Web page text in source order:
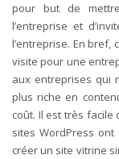
pour but de
l’entreprise et
l’entreprise. En bref,
visite pour une
aux entreprises qui
plus riche en
coût. Il est très
sites WordPress
créer un site vitrine